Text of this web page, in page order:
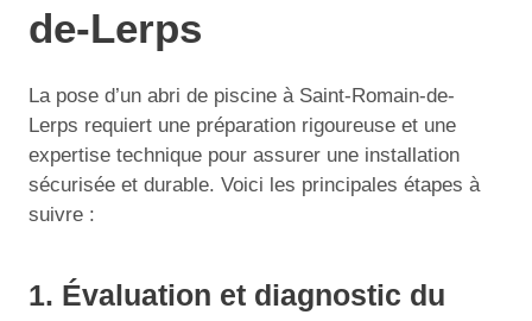
de-Lerps
La pose d’un abri de piscine à Saint-Romain-de-
Lerps requiert une préparation rigoureuse et une
expertise technique pour assurer une installation
sécurisée et durable. Voici les principales étapes à
suivre :
1. Évaluation et diagnostic du